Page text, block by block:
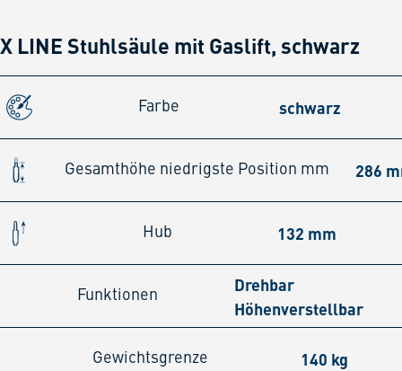
X LINE Stuhlsäule mit Gaslift, schwarz
Farbe schwarz
Gesamthöhe niedrigste Position mm 286
Hub 132 mm
Funktionen
Drehbar
Höhenverstellbar
Gewichtsgrenze 140 kg